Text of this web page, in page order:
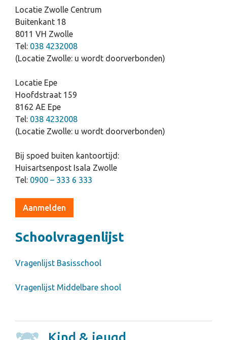
Locatie Zwolle Centrum
Buitenkant 18
8011 VH Zwolle
Tel: 038 4232008
(Locatie Zwolle: u wordt doorverbonden)
Locatie Epe
Hoofdstraat 159
8162 AE Epe
Tel: 038 4232008
(Locatie Zwolle: u wordt doorverbonden)
Bij spoed buiten kantoortijd:
Huisartsenpost Isala Zwolle
Tel: 0900 – 333 6 333
Aanmelden
Schoolvragenlijst
Vragenlijst Basisschool
Vragenlijst Middelbare shool